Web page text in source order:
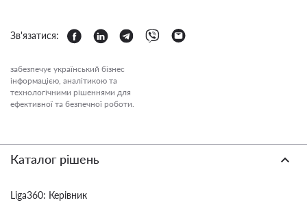
Зв'язатися:
забезпечує український бізнес
інформацією, аналітикою та
технологічними рішеннями для
ефективної та безпечної роботи.
Каталог рішень
Liga360: Керівник